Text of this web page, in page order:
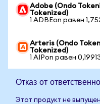
Adobe (Ondo
Tokenized)
1 ADBEon равен
Arteris (Ondo
Tokenized)
1 AIPon равен
Отказ от
Этот продукт не